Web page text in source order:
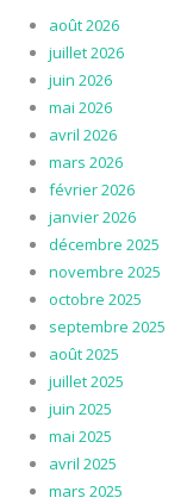
août 2026
juillet 2026
juin 2026
mai 2026
avril 2026
mars 2026
février 2026
janvier 2026
décembre 2025
novembre 2025
octobre 2025
septembre 2025
août 2025
juillet 2025
juin 2025
mai 2025
avril 2025
mars 2025